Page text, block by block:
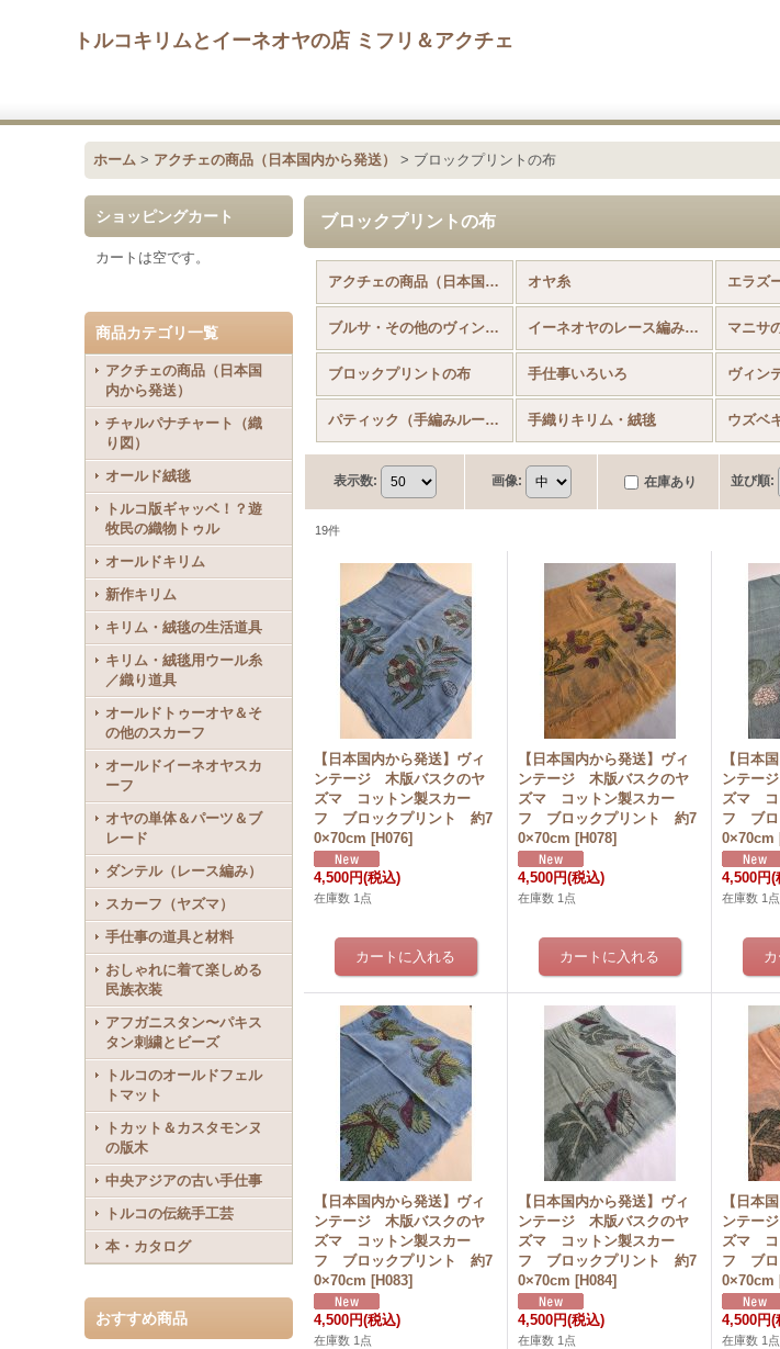
トルコキリムとイーネオヤの店 ミフリ＆アクチェ
ホーム > アクチェの商品（日本国内から発送） > ブロックプリントの布
ショッピングカート
カートは空です。
商品カテゴリ一覧
アクチェの商品（日本国
内から発送）
チャルパナチャート（織
り図）
オールド絨毯
トルコ版ギャッベ！？遊
牧民の織物トゥル
オールドキリム
新作キリム
キリム・絨毯の生活道具
キリム・絨毯用ウール糸
／織り道具
オールドトゥーオヤ＆そ
の他のスカーフ
オールドイーネオヤスカ
ーフ
オヤの単体＆パーツ＆ブ
レード
ダンテル（レース編み）
スカーフ（ヤズマ）
手仕事の道具と材料
おしゃれに着て楽しめる
民族衣装
アフガニスタン〜パキス
タン刺繍とビーズ
トルコのオールドフェル
トマット
トカット＆カスタモンヌ
の版木
中央アジアの古い手仕事
トルコの伝統手工芸
本・カタログ
おすすめ商品
ブロックプリントの布
アクチェの商品（日本国内から発送） (全商品) オヤ糸
ブルサ・その他のヴィンテージ・イーネオヤ イーネオヤのレース編み（シルク）
ブロックプリントの布 手仕事いろいろ
パティック（手編みルームシューズ） 手織りキリム・絨毯 ウズベ
表示数: 画像: 在庫あり 並び順:
19件
【日本国内から発送】ヴィ
ンテージ 木版バスクのヤ
ズマ コットン製スカー
フ ブロックプリント 約7
0×70cm [H076]
4,500円(税込)
在庫数 1点
【日本国内から発送】ヴィ
ンテージ 木版バスクのヤ
ズマ コットン製スカー
フ ブロックプリント 約7
0×70cm [H078]
4,500円(税込)
在庫数 1点
【日本
ンテー
ズマ コ
フ ブロ
0×70cm
4,500円(
在庫数 1点
【日本国内から発送】ヴィ
ンテージ 木版バスクのヤ
ズマ コットン製スカー
フ ブロックプリント 約7
0×70cm [H083]
4,500円(税込)
在庫数 1点
【日本国内から発送】ヴィ
ンテージ 木版バスクのヤ
ズマ コットン製スカー
フ ブロックプリント 約7
0×70cm [H084]
4,500円(税込)
在庫数 1点
【日本
ンテー
ズマ コ
フ ブロ
0×70cm
4,500円(
在庫数 1点